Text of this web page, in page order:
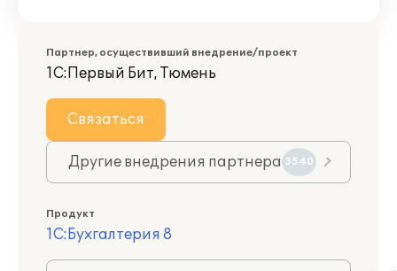
Партнер, осуществивший внедрение/проект
1С:Первый Бит, Тюмень
Связаться
Другие внедрения партнера 3540
Продукт
1С:Бухгалтерия 8